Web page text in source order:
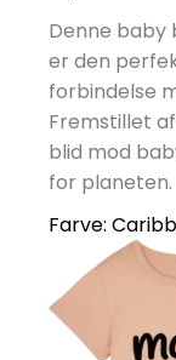
Denne baby
er den
forbindelse
Fremstillet
blid mod
for planeten.
Farve: